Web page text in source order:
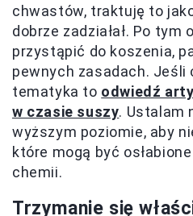
chwastów, traktuję to
dobrze zadziałał. Po tym
przystąpić do koszenia,
pewnych zasadach. Jeśli
tematyka to odwiedź
w czasie suszy. Ustalam
wyższym poziomie, aby
które mogą być
chemii.
Trzymanie się